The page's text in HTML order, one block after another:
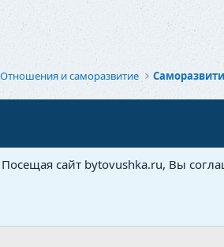
Отношения и саморазвитие
Посещая сайт bytovushka.ru, Вы